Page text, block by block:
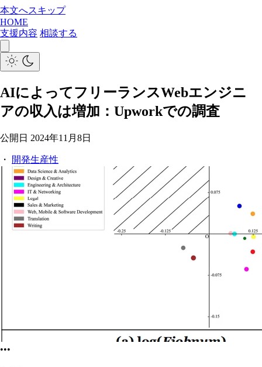
本文へスキップ
HOME
支援内容 相談する
AIによってフリーランスWebエンジニ
アの収入は増加：Upworkでの調査
公開日 2024年11月8日
・ 開発生産性
•••